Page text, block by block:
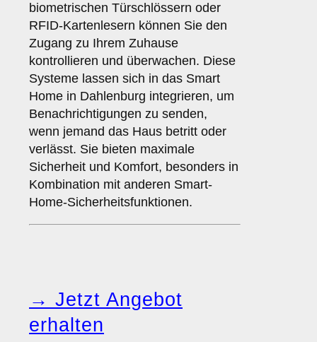
biometrischen Türschlössern oder
RFID-Kartenlesern können Sie den
Zugang zu Ihrem Zuhause
kontrollieren und überwachen. Diese
Systeme lassen sich in das Smart
Home in Dahlenburg integrieren, um
Benachrichtigungen zu senden,
wenn jemand das Haus betritt oder
verlässt. Sie bieten maximale
Sicherheit und Komfort, besonders in
Kombination mit anderen Smart-
Home-Sicherheitsfunktionen.
→ Jetzt Angebot
erhalten